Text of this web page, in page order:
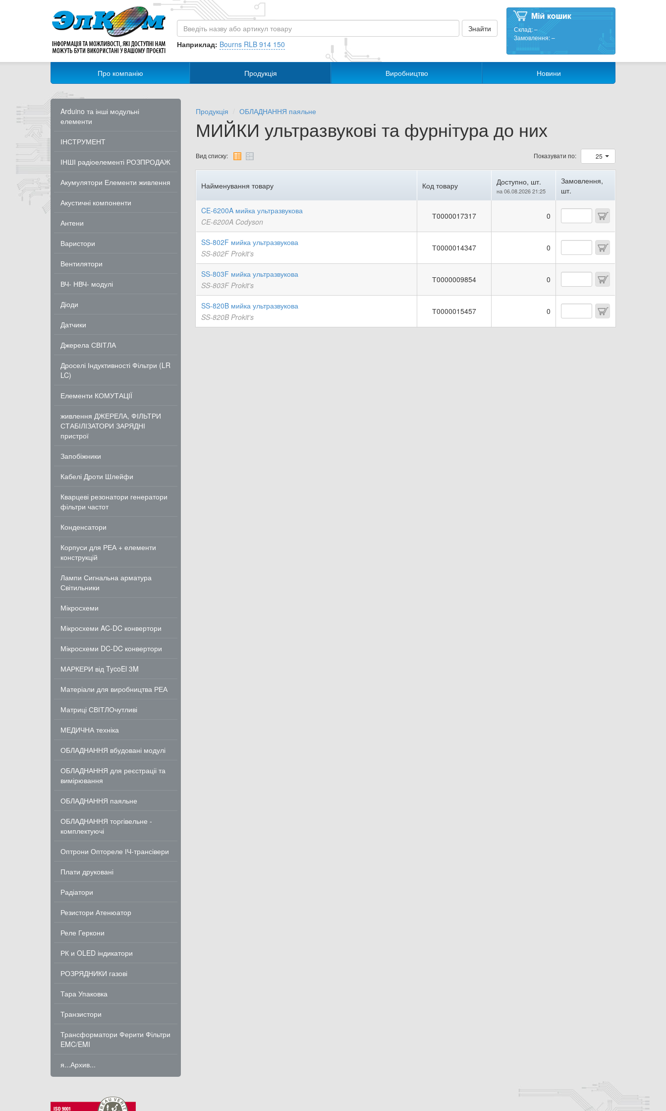
Наприклад: Bourns RLB 914 150
Склад:–
Замовлення:–
Про компанію Продукція Виробництво Новини
Arduino та інші модульні
елементи
ІНСТРУМЕНТ
ІНШІ радіоелементі РОЗПРОДАЖ
Акумулятори Елементи живлення
Акустичні компоненти
Антени
Варистори
Вентилятори
ВЧ- НВЧ- модулі
Діоди
Датчики
Джерела СВІТЛА
Дроселі Індуктивності Фільтри (LR
LC)
Елементи КОМУТАЦІЇ
живлення ДЖЕРЕЛА, ФІЛЬТРИ
СТАБІЛІЗАТОРИ ЗАРЯДНІ
пристрої
Запобіжники
Кабелі Дроти Шлейфи
Кварцеві резонатори генератори
фільтри частот
Конденсатори
Корпуси для РЕА + елементи
конструкцій
Лампи Сигнальна арматура
Світильники
Мікросхеми
Мікросхеми AC-DC конвертори
Мікросхеми DC-DC конвертори
МАРКЕРИ від TycoEl 3M
Матеріали для виробництва РЕА
Матриці СВІТЛОчутливі
МЕДИЧНА техніка
ОБЛАДНАННЯ вбудовані модулі
ОБЛАДНАННЯ для реєстраціі та
вимірювання
ОБЛАДНАННЯ паяльне
ОБЛАДНАННЯ торгівельне -
комплектуючі
Оптрони Оптореле ІЧ-трансівери
Плати друковані
Радіатори
Резистори Атенюатор
Реле Геркони
РК и OLED індикатори
РОЗРЯДНИКИ газові
Тара Упаковка
Транзистори
Трансформатори Ферити Фільтри
EMC/EMI
я...Архив...
Продукція ОБЛАДНАННЯ паяльне
МИЙКИ ультразвукові та фурнітура до них
Вид списку: Показувати по: 25
Найменування товару Код товару Доступно, шт.
на 06.08.2026 21:25
Замовлення,
шт.
CE-6200A мийка ультразвукова
CE-6200A Codyson
Т0000017317 0
SS-802F мийка ультразвукова
SS-802F Prokit's
Т0000014347 0
SS-803F мийка ультразвукова
SS-803F Prokit's
Т0000009854 0
SS-820B мийка ультразвукова
SS-820B Prokit's
Т0000015457 0